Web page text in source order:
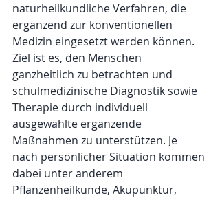
naturheilkundliche Verfahren, die
ergänzend zur konventionellen
Medizin eingesetzt werden können.
Ziel ist es, den Menschen
ganzheitlich zu betrachten und
schulmedizinische Diagnostik sowie
Therapie durch individuell
ausgewählte ergänzende
Maßnahmen zu unterstützen. Je
nach persönlicher Situation kommen
dabei unter anderem
Pflanzenheilkunde, Akupunktur,